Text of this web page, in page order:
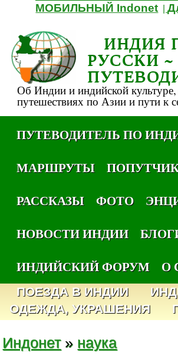
МОБИЛЬНЫЙ Indonet |
ИНДИЯ
РУССКИ
Об Индии и индийской
путешествиях по Азии и пути к
ПУТЕВОДИТЕЛЬ ПО
МАРШРУТЫ
РАССКАЗЫ
ФОТО
НОВОСТИ ИНДИИ
ИНДИЙСКИЙ ФОРУМ
О
ПОЕЗДА В ИНДИИ
ОДЕЖДА, УКРАШЕНИЯ
Индонет» наука